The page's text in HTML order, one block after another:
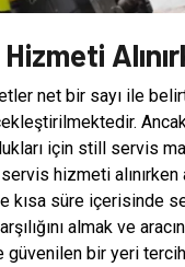
net bir sayı ile
için still servis
hizmeti
kısa süre içerisinde
almak ve
güvenilen bir yeri